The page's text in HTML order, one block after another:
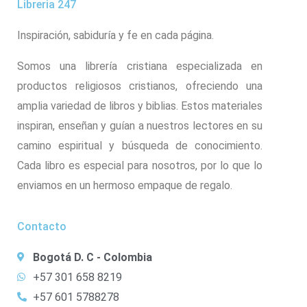
Libreria 247
Inspiración, sabiduría y fe en cada página.
Somos una librería cristiana especializada en
productos religiosos cristianos, ofreciendo una
amplia variedad de libros y biblias. Estos materiales
inspiran, enseñan y guían a nuestros lectores en su
camino espiritual y búsqueda de conocimiento.
Cada libro es especial para nosotros, por lo que lo
enviamos en un hermoso empaque de regalo.
Contacto
Bogotá D. C - Colombia
+57 301 658 8219
+57 601 5788278